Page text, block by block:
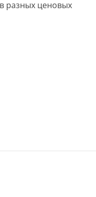
разных ценовых